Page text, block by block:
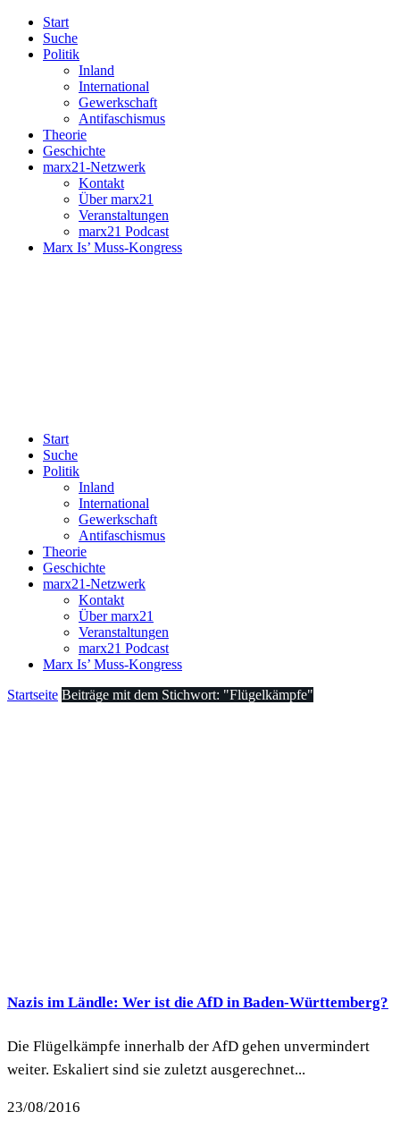
Start
Suche
Politik
Inland
International
Gewerkschaft
Antifaschismus
Theorie
Geschichte
marx21-Netzwerk
Kontakt
Über marx21
Veranstaltungen
marx21 Podcast
Marx Is’ Muss-Kongress
Start
Suche
Politik
Inland
International
Gewerkschaft
Antifaschismus
Theorie
Geschichte
marx21-Netzwerk
Kontakt
Über marx21
Veranstaltungen
marx21 Podcast
Marx Is’ Muss-Kongress
Startseite Beiträge mit dem Stichwort: "Flügelkämpfe"
Nazis im Ländle: Wer ist die AfD in Baden-Württemberg?
Die Flügelkämpfe innerhalb der AfD gehen unvermindert
weiter. Eskaliert sind sie zuletzt ausgerechnet...
23/08/2016